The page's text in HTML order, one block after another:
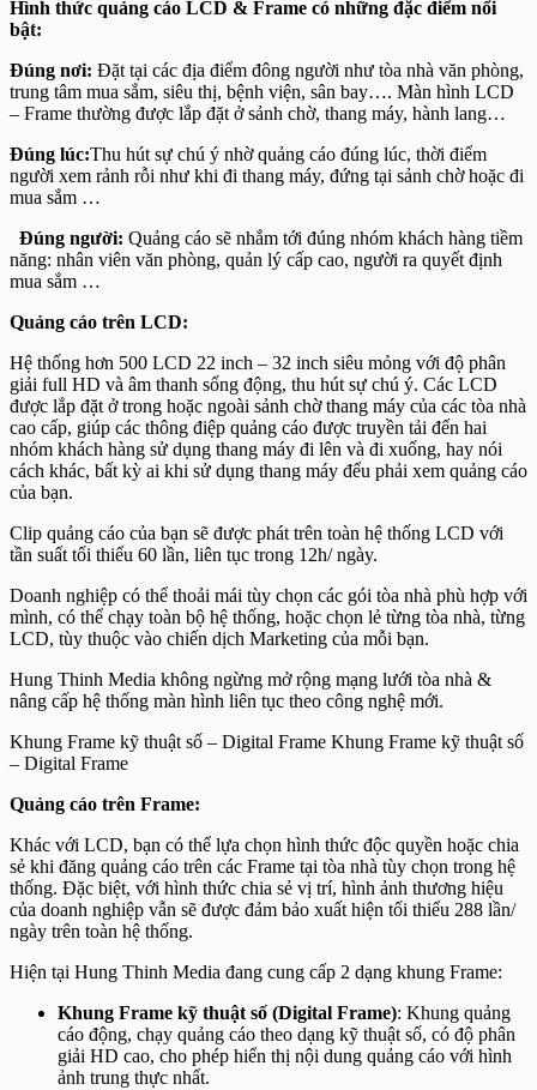
Hình thức quảng cáo LCD & Frame có những đặc điểm nổi
bật:
Đúng nơi: Đặt tại các địa điểm đông người như tòa nhà văn phòng,
trung tâm mua sắm, siêu thị, bệnh viện, sân bay…. Màn hình LCD
– Frame thường được lắp đặt ở sảnh chờ, thang máy, hành lang…
Đúng lúc:Thu hút sự chú ý nhờ quảng cáo đúng lúc, thời điểm
người xem rảnh rỗi như khi đi thang máy, đứng tại sảnh chờ hoặc đi
mua sắm …
Đúng người: Quảng cáo sẽ nhắm tới đúng nhóm khách hàng tiềm
năng: nhân viên văn phòng, quản lý cấp cao, người ra quyết định
mua sắm …
Quảng cáo trên LCD:
Hệ thống hơn 500 LCD 22 inch – 32 inch siêu mỏng với độ phân
giải full HD và âm thanh sống động, thu hút sự chú ý. Các LCD
được lắp đặt ở trong hoặc ngoài sảnh chờ thang máy của các tòa nhà
cao cấp, giúp các thông điệp quảng cáo được truyền tải đến hai
nhóm khách hàng sử dụng thang máy đi lên và đi xuống, hay nói
cách khác, bất kỳ ai khi sử dụng thang máy đểu phải xem quảng cáo
của bạn.
Clip quảng cáo của bạn sẽ được phát trên toàn hệ thống LCD với
tần suất tối thiểu 60 lần, liên tục trong 12h/ ngày.
Doanh nghiệp có thể thoải mái tùy chọn các gói tòa nhà phù hợp với
mình, có thể chạy toàn bộ hệ thống, hoặc chọn lẻ từng tòa nhà, từng
LCD, tùy thuộc vào chiến dịch Marketing của mỗi bạn.
Hung Thinh Media không ngừng mở rộng mạng lưới tòa nhà &
nâng cấp hệ thống màn hình liên tục theo công nghệ mới.
Khung Frame kỹ thuật số – Digital Frame Khung Frame kỹ thuật số
– Digital Frame
Quảng cáo trên Frame:
Khác với LCD, bạn có thể lựa chọn hình thức độc quyền hoặc chia
sẻ khi đăng quảng cáo trên các Frame tại tòa nhà tùy chọn trong hệ
thống. Đặc biệt, với hình thức chia sẻ vị trí, hình ảnh thương hiệu
của doanh nghiệp vẫn sẽ được đảm bảo xuất hiện tối thiểu 288 lần/
ngày trên toàn hệ thống.
Hiện tại Hung Thinh Media đang cung cấp 2 dạng khung Frame:
Khung Frame kỹ thuật số (Digital Frame): Khung quảng
cáo động, chạy quảng cáo theo dạng kỹ thuật số, có độ phân
giải HD cao, cho phép hiển thị nội dung quảng cáo với hình
ảnh trung thực nhất.